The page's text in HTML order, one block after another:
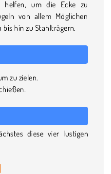
helfen, um die Ecke zu
von allem Möglichen
hin zu Stahlträgern.
zu zielen.
diese vier lustigen